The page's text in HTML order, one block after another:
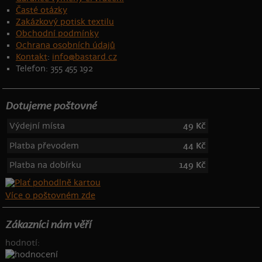
Časté otázky
Zakázkový potisk textilu
Obchodní podmínky
Ochrana osobních údajů
Kontakt: info@bastard.cz
Telefon: 355 455 192
Dotujeme poštovné
Výdejní místa
49 Kč
Platba převodem
44 Kč
Platba na dobírku
149 Kč
Více o poštovném zde
Zákazníci nám věří
hodnotí: